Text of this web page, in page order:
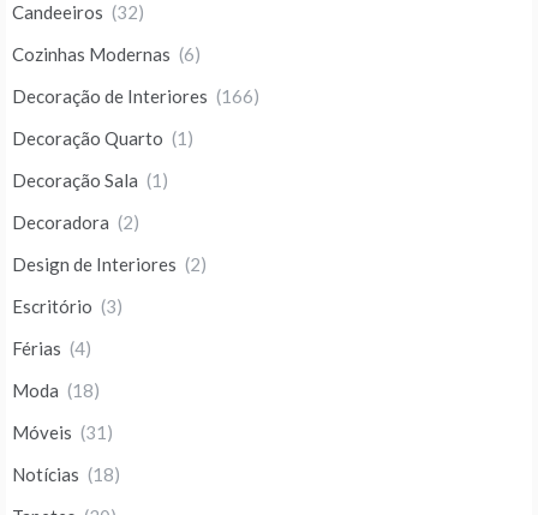
Candeeiros (32)
Cozinhas Modernas (6)
Decoração de Interiores (166)
Decoração Quarto (1)
Decoração Sala (1)
Decoradora (2)
Design de Interiores (2)
Escritório (3)
Férias (4)
Moda (18)
Móveis (31)
Notícias (18)